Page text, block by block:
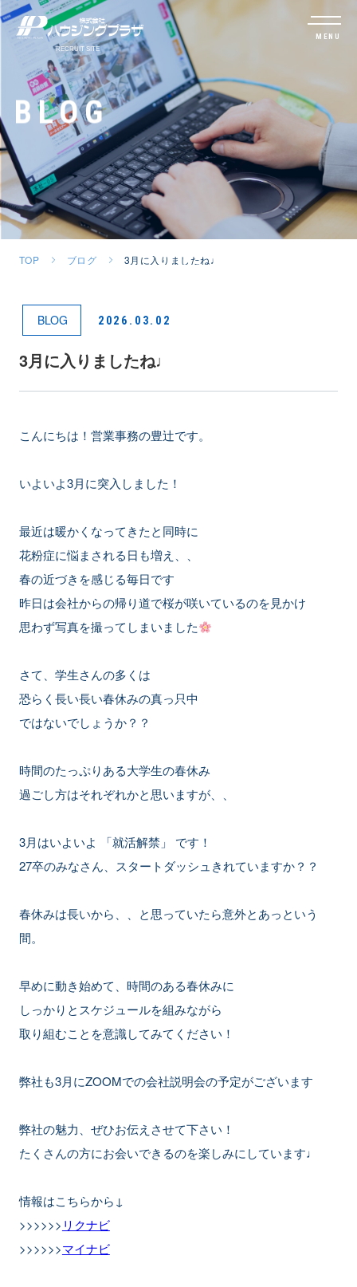
MENU
BLOG
TOP ブログ 3月に入りましたね♩
BLOG 2026.03.02
3月に入りましたね♩
こんにちは！営業事務の豊辻です。
いよいよ3月に突入しました！
最近は暖かくなってきたと同時に
花粉症に悩まされる日も増え、、
春の近づきを感じる毎日です
昨日は会社からの帰り道で桜が咲いているのを見かけ
思わず写真を撮ってしまいました
さて、学生さんの多くは
恐らく長い長い春休みの真っ只中
ではないでしょうか？？
時間のたっぷりある大学生の春休み
過ごし方はそれぞれかと思いますが、、
3月はいよいよ 「就活解禁」 です！
27卒のみなさん、スタートダッシュきれていますか？？
春休みは長いから、、と思っていたら意外とあっという
間。
早めに動き始めて、時間のある春休みに
しっかりとスケジュールを組みながら
取り組むことを意識してみてください！
弊社も3月にZOOMでの会社説明会の予定がございます
弊社の魅力、ぜひお伝えさせて下さい！
たくさんの方にお会いできるのを楽しみにしています♩
情報はこちらから↓
>>>>>> リクナビ
>>>>>>マイナビ